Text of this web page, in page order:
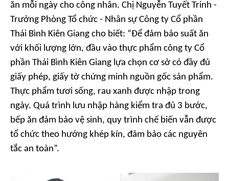
ăn mỗi ngày cho công nhân. Chị Nguyễn Tuyết Trinh -
Trưởng Phòng Tổ chức - Nhân sự Công ty Cổ phần
Thái Bình Kiên Giang cho biết: “Để đảm bảo suất ăn
với khối lượng lớn, đầu vào thực phẩm công ty Cổ
phần Thái Bình Kiên Giang lựa chọn cơ sở có đầy đủ
giấy phép, giấy tờ chứng minh nguồn gốc sản phẩm.
Thực phẩm tươi sống, rau xanh được nhập trong
ngày. Quá trình lưu nhập hàng kiểm tra đủ 3 bước,
bếp ăn đảm bảo vệ sinh, quy trình chế biến vẫn được
tổ chức theo hướng khép kín, đảm bảo các nguyên
tắc an toàn”.